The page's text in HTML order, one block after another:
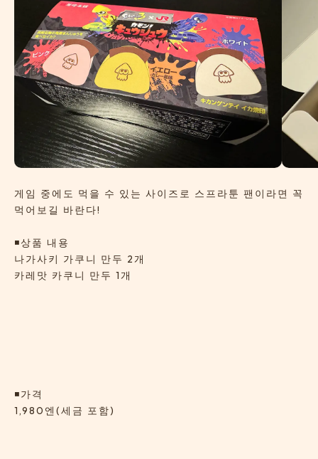
게임 중에도 먹을 수 있는 사이즈로 스프라툰 팬이라면 꼭
먹어보길 바란다!
◾️상품 내용
나가사키 가쿠니 만두 2개
카레맛 카쿠니 만두 1개
◾️가격
1,980엔(세금 포함)